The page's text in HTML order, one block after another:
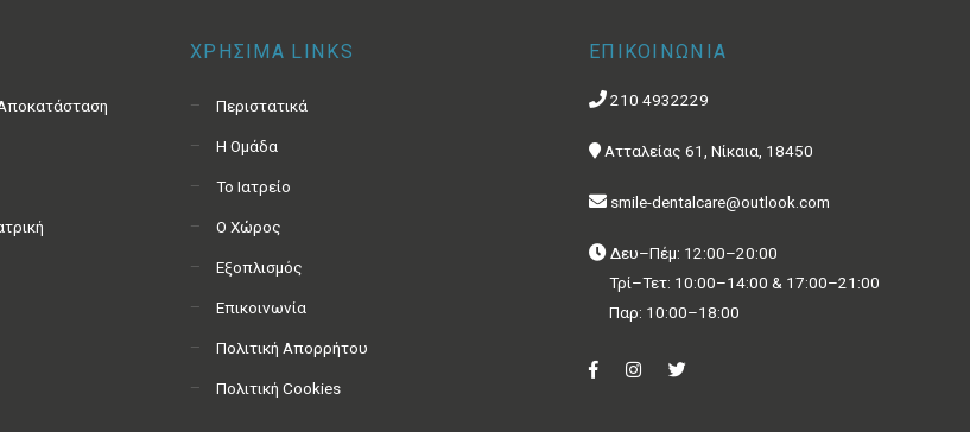
ΧΡΗΣΙΜΑ LINKS
Περιστατικά
Η Ομάδα
Το Ιατρείο
Ο Χώρος
Εξοπλισμός
Επικοινωνία
Πολιτική Απορρήτου
Πολιτική Cookies
ΕΠΙΚΟΙΝΩΝΙΑ
210 4932229
Ατταλείας 61, Νίκαια, 18450
smile-dentalcare@outlook.com
Δευ–Πέμ: 12:00–20:00
Τρί–Τετ: 10:00–14:00 & 17:00–21:00
Παρ: 10:00–18:00